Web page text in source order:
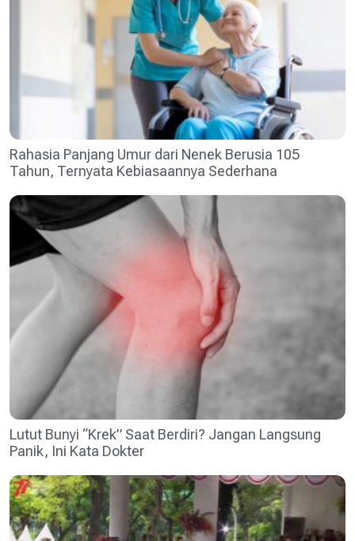
Rahasia Panjang Umur dari Nenek Berusia 105
Tahun, Ternyata Kebiasaannya Sederhana
Lutut Bunyi “Krek” Saat Berdiri? Jangan Langsung
Panik, Ini Kata Dokter